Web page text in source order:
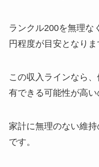
ランクル200を無理な
円程度が目安となりま
この収入ラインなら
有できる可能性が高い
家計に無理のない維
です。